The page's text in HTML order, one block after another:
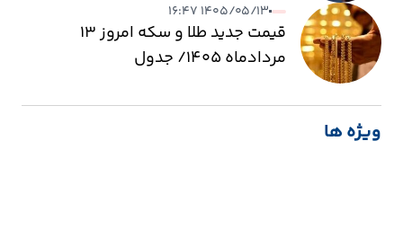
۱۴۰۵/۰۵/۱۳ ۱۶:۴۷
قیمت جدید طلا و سکه امروز ۱۳
مردادماه ۱۴۰۵/ جدول
ویژه ها